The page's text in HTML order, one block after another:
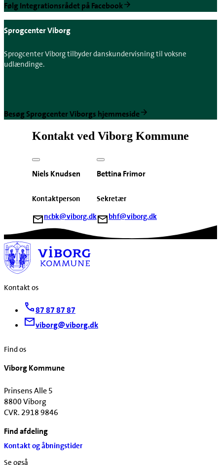
Følg Integrationsrådet på Facebook
Sprogcenter Viborg
Sprogcenter Viborg tilbyder danskundervisning til voksne
udlændinge.
Besøg Sprogcenter Viborgs hjemmeside
Kontakt ved Viborg Kommune
Niels Knudsen
Kontaktperson
ncbk@viborg.dk
Bettina Frimor
Sekretær
bhf@viborg.dk
Kontakt os
87 87 87 87
viborg@viborg.dk
Find os
Viborg Kommune
Prinsens Alle 5
8800 Viborg
CVR. 2918 9846
Find afdeling
Kontakt og åbningstider
Se også